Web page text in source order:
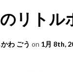
リトル
わ ごう on 1月 8th,